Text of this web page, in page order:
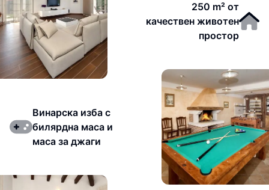
250 m² от
качествен животен
простор
Винарска изба с
билярдна маса и
маса за джаги